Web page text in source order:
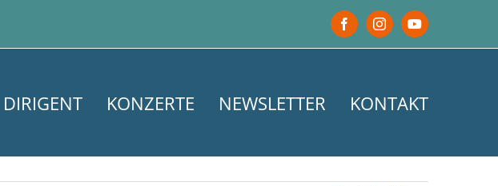
FacebookInstagramYouTube
DIRIGENT KONZERTE NEWSLETTER KONTAKT